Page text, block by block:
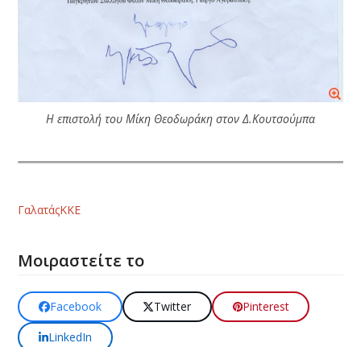
Η επιστολή του Μίκη Θεοδωράκη στον Δ.Κουτσούμπα
ΓαλατάςΚΚΕ
Μοιραστείτε το
Facebook Twitter
Pinterest
LinkedIn